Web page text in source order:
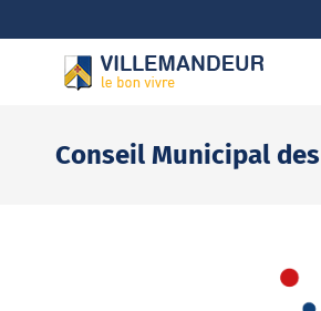
Conseil Municipal